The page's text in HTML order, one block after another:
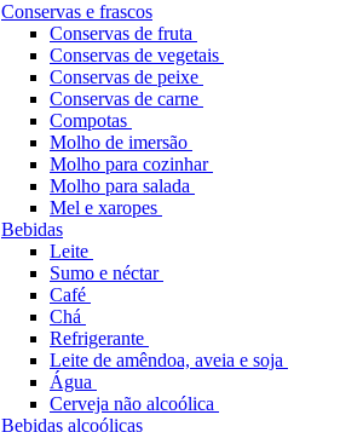
Conservas e frascos
Conservas de fruta
Conservas de vegetais
Conservas de peixe
Conservas de carne
Compotas
Molho de imersão
Molho para cozinhar
Molho para salada
Mel e xaropes
Bebidas
Leite
Sumo e néctar
Café
Chá
Refrigerante
Leite de amêndoa, aveia e soja
Água
Cerveja não alcoólica
Bebidas alcoólicas